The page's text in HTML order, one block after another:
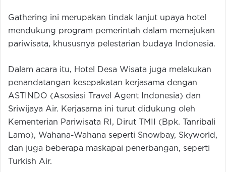
Gathering ini merupakan tindak lanjut upaya hotel
mendukung program pemerintah dalam memajukan
pariwisata, khususnya pelestarian budaya Indonesia.
Dalam acara itu, Hotel Desa Wisata juga melakukan
penandatangan kesepakatan kerjasama dengan
ASTINDO (Asosiasi Travel Agent Indonesia) dan
Sriwijaya Air. Kerjasama ini turut didukung oleh
Kementerian Pariwisata RI, Dirut TMII (Bpk. Tanribali
Lamo), Wahana-Wahana seperti Snowbay, Skyworld,
dan juga beberapa maskapai penerbangan, seperti
Turkish Air.